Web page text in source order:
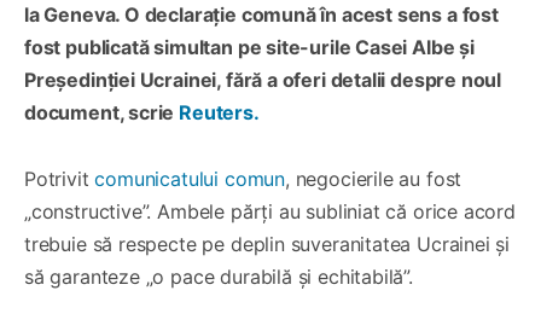
la Geneva. O declarație comună în acest sens a fost
fost publicată simultan pe site-urile Casei Albe și
Președinției Ucrainei, fără a oferi detalii despre noul
document, scrie Reuters.
Potrivitcomunicatului comun, negocierile au fost
„constructive”. Ambele părți au subliniat că orice acord
trebuie să respecte pe deplin suveranitatea Ucrainei și
să garanteze „o pace durabilă și echitabilă”.